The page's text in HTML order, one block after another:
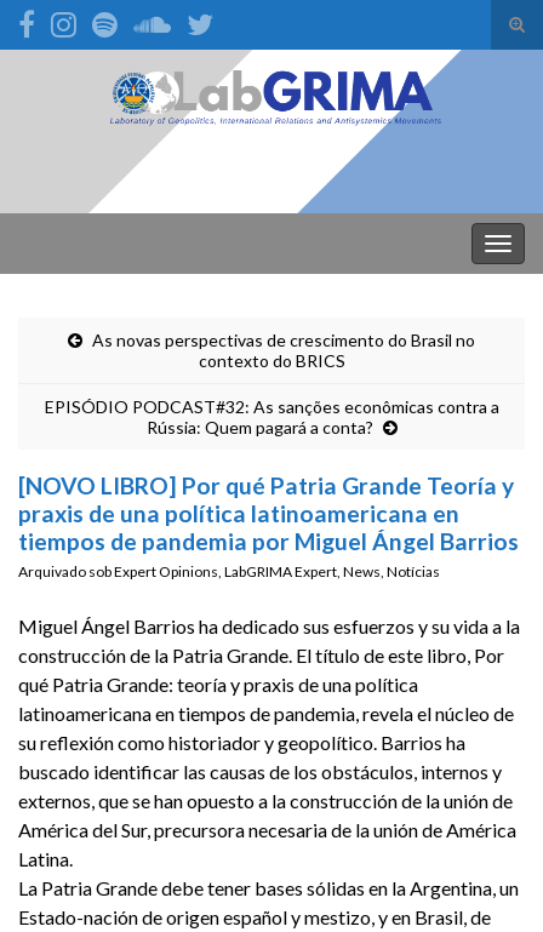
Search for:
As novas perspectivas de crescimento do Brasil no
contexto do BRICS
EPISÓDIO PODCAST#32: As sanções econômicas contra a
Rússia: Quem pagará a conta?
[NOVO LIBRO] Por qué Patria Grande Teoría y
praxis de una política latinoamericana en
tiempos de pandemia por Miguel Ángel Barrios
Arquivado sobExpert Opinions, LabGRIMA Expert, News, Notícias
Miguel Ángel Barrios ha dedicado sus esfuerzos y su vida a la
construcción de la Patria Grande. El título de este libro, Por
qué Patria Grande: teoría y praxis de una política
latinoamericana en tiempos de pandemia, revela el núcleo de
su reflexión como historiador y geopolítico. Barrios ha
buscado identificar las causas de los obstáculos, internos y
externos, que se han opuesto a la construcción de la unión de
América del Sur, precursora necesaria de la unión de América
Latina.
La Patria Grande debe tener bases sólidas en la Argentina, un
Estado-nación de origen español y mestizo, y en Brasil, de